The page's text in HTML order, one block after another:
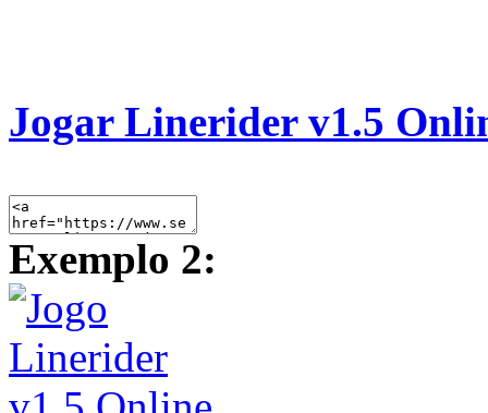
Jogar Linerider v1.5
Exemplo 2: